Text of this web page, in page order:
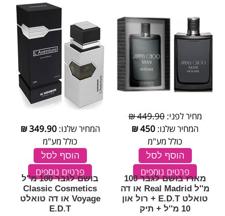
מחיר לפני:449.90 ₪
המחיר שלנו: 450
₪
כולל מע"מ
הוסף לסל
פרטים נוספים
המחיר שלנו:349.90
₪
כולל מע"מ
הוסף לסל
פרטים נוספים
מארז בושם לגבר 100
מ''ל Real Madrid או דה
טואלט E.D.T + רול און
10 מ''ל + תיק
בושם לגבר 100 מ''ל
Classic Cosmetics
Voyage או דה טואלט
E.D.T